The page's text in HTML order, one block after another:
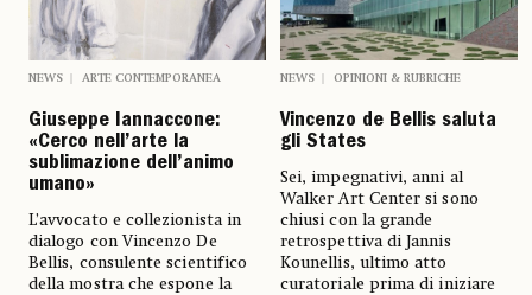
NEWS ARTE CONTEMPORANEA
Giuseppe Iannaccone:
«Cerco nell’arte la
sublimazione dell’animo
umano»
L’avvocato e collezionista in
dialogo con Vincenzo De
Bellis, consulente scientifico
della mostra che espone la
NEWS OPINIONI & RUBRICHE
Vincenzo de Bellis saluta
gli States
Sei, impegnativi, anni al
Walker Art Center si sono
chiusi con la grande
retrospettiva di Jannis
Kounellis, ultimo atto
curatoriale prima di iniziare